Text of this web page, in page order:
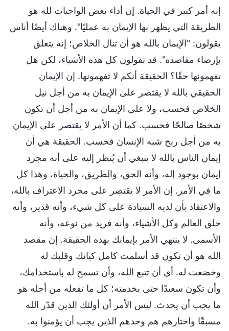
إنه أمر كبير في الحياة. إن أداء بعض الواجبات لله هو
الطريقة التي يظهر بها الإيمان به عمليًا". وهناك أيضًا أناس
يقولون: "الإيمان بالله هو أن تنال الخلاص؛ إنه يتعلق
بإرضاء مقاصده". قد تقولون كل هذه الأشياء، لكن هل
تفهمونها حقًا؟ الحقيقة أنكم لا تفهمونها. إن الإيمان
الحقيقي بالله لا يقتصر على الإيمان به من أجل نيل
الخلاص فحسب، ولا على الإيمان به من أجل أن تكون
شخصًا صالحًا فحسب. كما أن الأمر لا يقتصر على الإيمان
به من أجل ربح شبه الإنسان فحسب. الحقيقة هي أن
إيمان الناس بالله لا ينبغي أن يُنظر إليه على أنه مجرد
إيمان بوجود إله، وأنه الحق، والطريق، والحياة، وهذا كل
ما في الأمر. إن الأمر لا يقتصر على مجرد الاعتراف بالله،
والاعتقاد بأن لديه السيادة على كل شيء، وأنه قدير، وأنه
خلق العالم وكل الأشياء، وأنه فريد من نوعه، وأنه
الأسمى. لا ينتهي الأمر بإيمانك بهذه الحقيقة. إن مقصد
الله هو أن تكون قد أسلمت كامل كيانك وقلبك له
وخضعت له. أي أن تتبع الله، وأن تسمح له باستخدامك،
وأن تكون سعيدًا حتى بخدمته؛ كل ما تفعله من أجله هو
ما يجب أن يحدث. ليس الأمر أن أولئك الذين قدّر الله
مسبقًا واختارهم هم وحدهم الذين يجب أن يؤمنوا به.